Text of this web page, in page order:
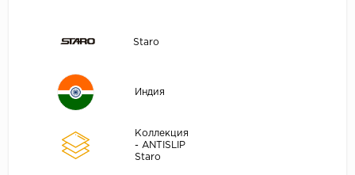
Staro
Индия
Коллекция
- ANTISLIP
Staro